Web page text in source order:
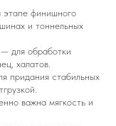
этапе финишного
и тоннельных
для обработки
халатов.
придания стабильных
важна мягкость и